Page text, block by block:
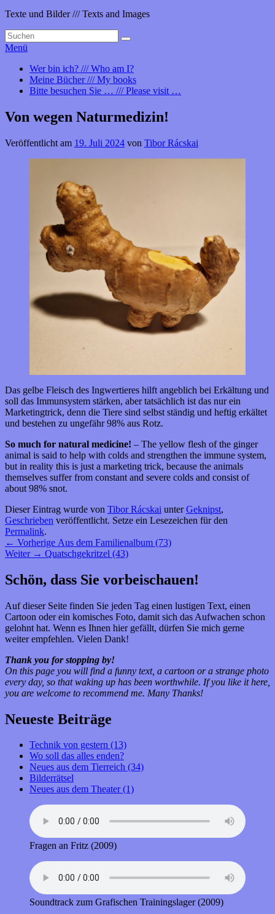
Texte und Bilder /// Texts and Images
Suchen
nach:
Suchen
Menü
Primäres
Menü
Wer bin ich? /// Who am I?
Meine Bücher /// My books
Bitte besuchen Sie … /// Please visit …
Von wegen Naturmedizin!
Veröffentlicht am 19. Juli 2024 von Tibor Rácskai
Das gelbe Fleisch des Ingwertieres hilft angeblich bei Erkältung und
soll das Immunsystem stärken, aber tatsächlich ist das nur ein
Marketingtrick, denn die Tiere sind selbst ständig und heftig erkältet
und bestehen zu ungefähr 98% aus Rotz.
So much for natural medicine! – The yellow flesh of the ginger
animal is said to help with colds and strengthen the immune system,
but in reality this is just a marketing trick, because the animals
themselves suffer from constant and severe colds and consist of
about 98% snot.
Dieser Eintrag wurde von Tibor Rácskai unterGeknipst,
Geschrieben veröffentlicht. Setze ein Lesezeichen für den
Permalink.
Beitragsnavigation
← Vorherige Vorheriger
Beitrag:
Aus dem Familienalbum (73)
Weiter → Nächster
Quatschgekritzel (43)
Primärer
Widgetbereich
Schön, dass Sie vorbeischauen!
Auf dieser Seite finden Sie jeden Tag einen lustigen Text, einen
Cartoon oder ein komisches Foto, damit sich das Aufwachen schon
gelohnt hat. Wenn es Ihnen hier gefällt, dürfen Sie mich gerne
weiter empfehlen. Vielen Dank!
Thank you for stopping by!
On this page you will find a funny text, a cartoon or a strange photo
every day, so that waking up has been worthwhile. If you like it here,
you are welcome to recommend me. Many Thanks!
Neueste Beiträge
Technik von gestern (13)
Wo soll das alles enden?
Neues aus dem Tierreich (34)
Bilderrätsel
Neues aus dem Theater (1)
Fragen an Fritz (2009)
Soundtrack zum Grafischen Trainingslager (2009)